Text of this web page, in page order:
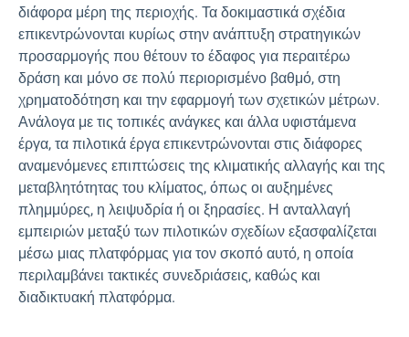
διάφορα μέρη της περιοχής. Τα δοκιμαστικά σχέδια
επικεντρώνονται κυρίως στην ανάπτυξη στρατηγικών
προσαρμογής που θέτουν το έδαφος για περαιτέρω
δράση και μόνο σε πολύ περιορισμένο βαθμό, στη
χρηματοδότηση και την εφαρμογή των σχετικών μέτρων.
Ανάλογα με τις τοπικές ανάγκες και άλλα υφιστάμενα
έργα, τα πιλοτικά έργα επικεντρώνονται στις διάφορες
αναμενόμενες επιπτώσεις της κλιματικής αλλαγής και της
μεταβλητότητας του κλίματος, όπως οι αυξημένες
πλημμύρες, η λειψυδρία ή οι ξηρασίες. Η ανταλλαγή
εμπειριών μεταξύ των πιλοτικών σχεδίων εξασφαλίζεται
μέσω μιας πλατφόρμας για τον σκοπό αυτό, η οποία
περιλαμβάνει τακτικές συνεδριάσεις, καθώς και
διαδικτυακή πλατφόρμα.